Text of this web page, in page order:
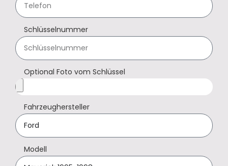
Schlüsselnummer
Optional Foto vom Schlüssel
Fahrzeughersteller
Modell